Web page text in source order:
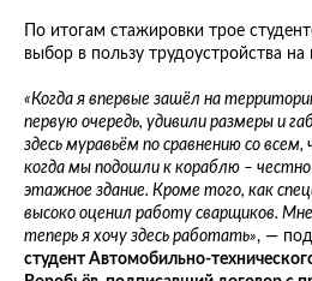
По итогам стажировки трое
выбор в пользу трудоустройства
«Когда я впервые зашёл на
первую очередь, удивили размеры и
здесь муравьём по сравнению со
когда мы подошли к кораблю – честно
этажное здание. Кроме того, как
высоко оценил работу сварщиков. Мне
теперь я хочу здесь работать», —
студент Автомобильно-